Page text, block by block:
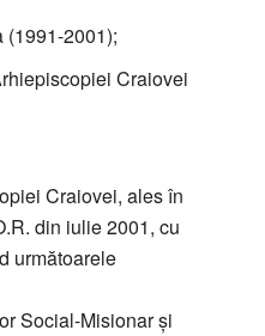
(1991-2001);
Craiovei
Craiovei, ales în
din iulie 2001, cu
următoarele
Social-Misionar și